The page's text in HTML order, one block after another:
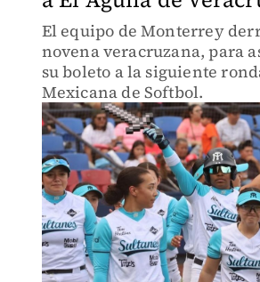
El equipo de Monterrey
novena veracruzana, para
su boleto a la siguiente
Mexicana de Softbol.